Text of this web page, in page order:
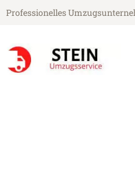
Professionelles